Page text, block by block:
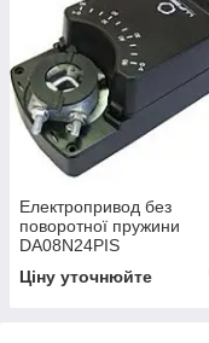
Електропривод без
поворотної пружини
DA08N24PIS
Ціну уточнюйте